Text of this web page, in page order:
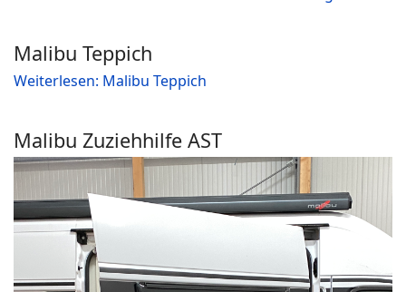
Malibu Teppich
Weiterlesen: Malibu Teppich
Malibu Zuziehhilfe AST